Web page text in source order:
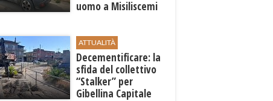
uomo a Misiliscemi
ATTUALITÀ
Decementificare: la
sfida del collettivo
“Stalker” per
Gibellina Capitale